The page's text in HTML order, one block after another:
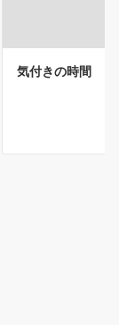
気付きの時間